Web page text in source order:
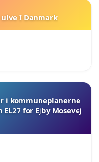
I Danmark
i kommuneplanerne
EL27 for Ejby Mosevej